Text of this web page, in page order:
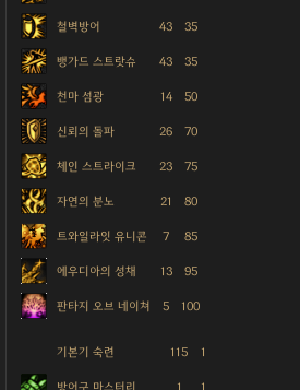
철벽방어 43 35
뱅가드 스트랏슈 43 35
천마 섬광 14 50
신뢰의 돌파 26 70
체인 스트라이크 23 75
자연의 분노 21 80
트와일라잇 유니콘 7 85
에우디아의 성채 13 95
판타지 오브 네이쳐 5 100
기본기 숙련 115 1
방어구 마스터리 1 1